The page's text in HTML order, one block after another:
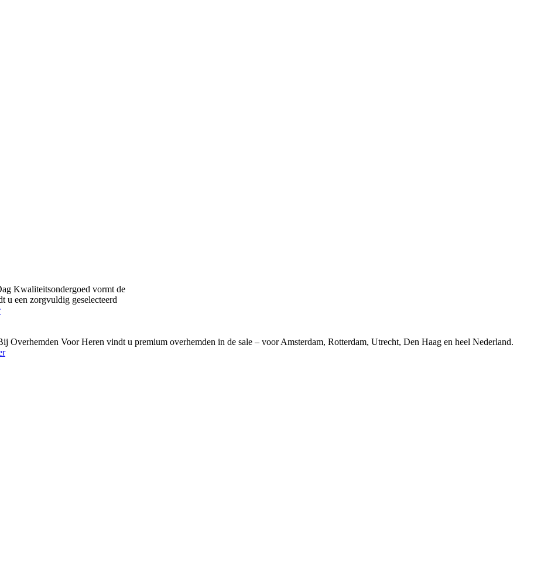
Kwaliteitsondergoed vormt de
u een zorgvuldig geselecteerd
Overhemden Voor Heren vindt u premium overhemden in de sale – voor Amsterdam, Rotterdam, Utrecht, Den Haag en heel Nederland.